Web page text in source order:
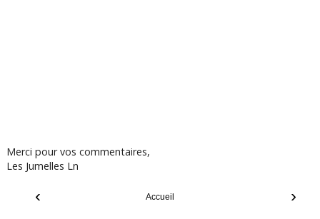
Merci pour vos commentaires,
Les Jumelles Ln
‹ ›
Accueil